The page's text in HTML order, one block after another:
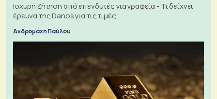
Ισχυρή ζήτηση από επενδυτές για γραφεία - Τι δείχνει
έρευνα της Danos για τις τιμές
Ανδρομάχη Παύλου